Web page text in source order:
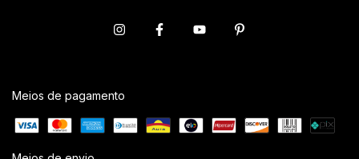
Meios de pagamento